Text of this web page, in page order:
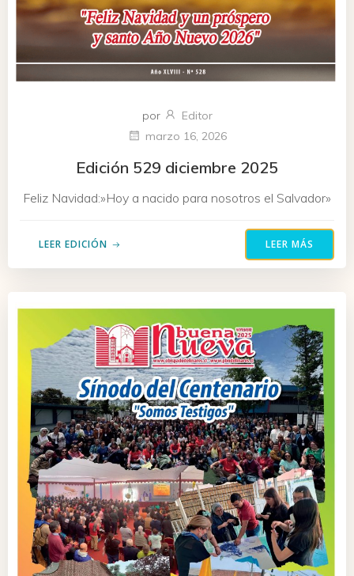
por
Editor
marzo 16, 2026
Edición 529 diciembre 2025
Feliz Navidad:»Hoy a nacido para nosotros el Salvador»
LEER EDICIÓN LEER MÁS